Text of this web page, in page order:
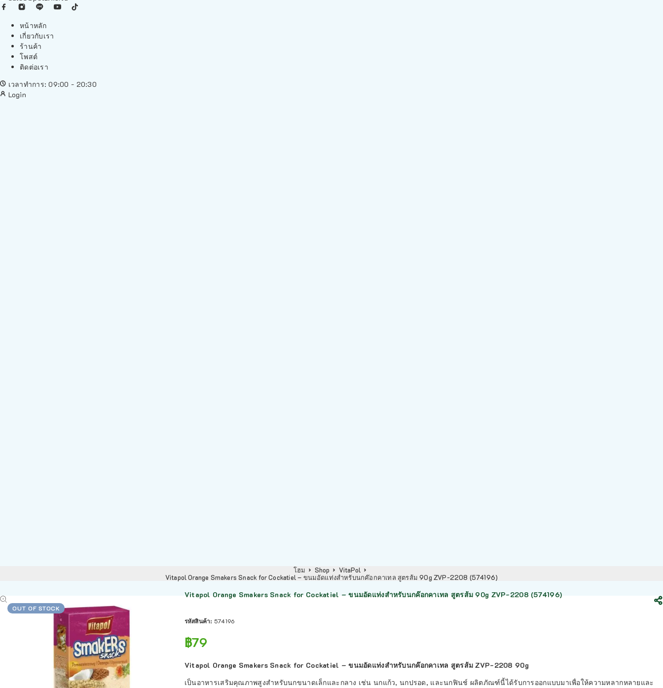
หน้าหลัก
เกี่ยวกับเรา
ร้านค้า
โพสต์
ติดต่อเรา
เวลาทำการ: 09:00 - 20:30
Login
โฮม Shop
VitaPol
Vitapol Orange Smakers Snack for Cockatiel – ขนมอัดแท่งสำหรับนกค๊อกคาเทล สูตรส้ม 90g ZVP-2208 (574196)
OUT OF STOCK
Vitapol Orange Smakers Snack for Cockatiel – ขนมอัดแท่งสำหรับนกค๊อกคาเทล สูตรส้ม 90g ZVP-2208 (574196)
รหัสสินค้า: 574196
฿79
Vitapol Orange Smakers Snack for Cockatiel – ขนมอัดแท่งสำหรับนกค๊อกคาเทล สูตรส้ม ZVP-2208 90g
เป็นอาหารเสริมคุณภาพสูงสำหรับนกขนาดเล็กและกลาง เช่น นกแก้ว, นกปรอด, และนกฟินช์ ผลิตภัณฑ์นี้ได้รับการออกแบบมาเพื่อให้ความหลากหลายและ